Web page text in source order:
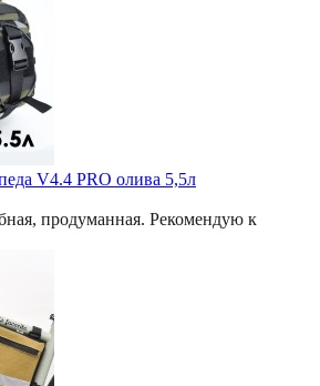
V4.4 PRO олива 5,5л
продуманная. Рекомендую к